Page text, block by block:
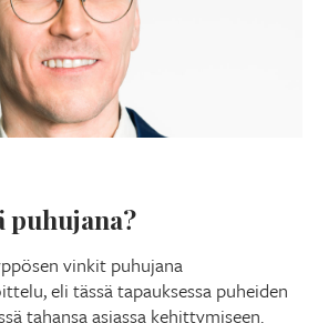
puhujana?
vinkit puhujana
eli tässä tapauksessa puheiden
tahansa asiassa kehittymiseen.